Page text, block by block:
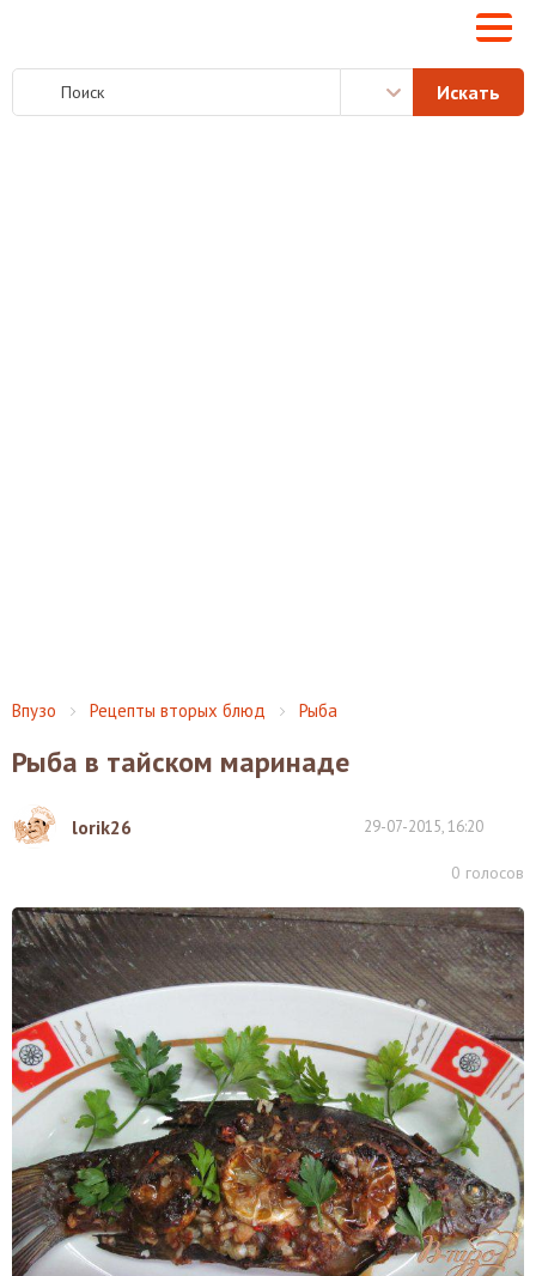
Впузо Рецепты вторых блюд Рыба
Рыба в тайском маринаде
lorik26 29-07-2015, 16:20
0 голосов